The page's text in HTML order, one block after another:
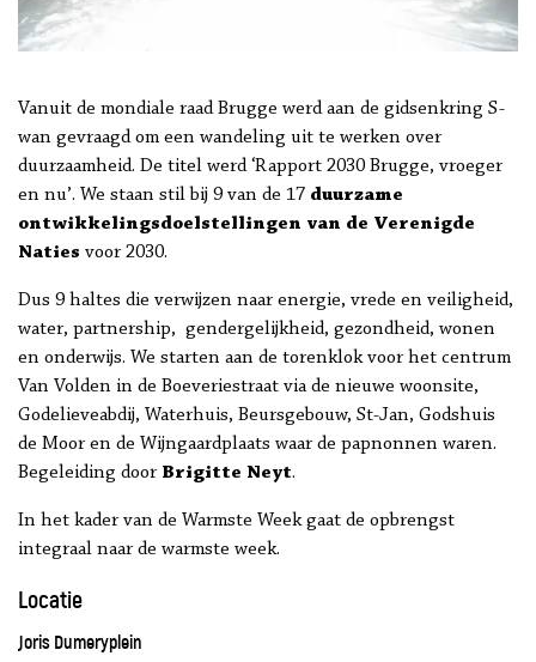
Vanuit de mondiale raad Brugge werd aan de gidsenkring S-
wan gevraagd om een wandeling uit te werken over
duurzaamheid. De titel werd ‘Rapport 2030 Brugge, vroeger
en nu’. We staan stil bij 9 van de 17 duurzame
ontwikkelingsdoelstellingen van de Verenigde
Naties voor 2030.
Dus 9 haltes die verwijzen naar energie, vrede en veiligheid,
water, partnership, gendergelijkheid, gezondheid, wonen
en onderwijs. We starten aan de torenklok voor het centrum
Van Volden in de Boeveriestraat via de nieuwe woonsite,
Godelieveabdij, Waterhuis, Beursgebouw, St-Jan, Godshuis
de Moor en de Wijngaardplaats waar de papnonnen waren.
Begeleiding door Brigitte Neyt.
In het kader van de Warmste Week gaat de opbrengst
integraal naar de warmste week.
Locatie
Joris Dumeryplein